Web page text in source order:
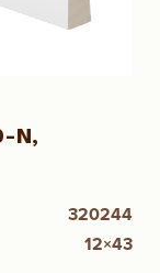
320244
12×43
N,